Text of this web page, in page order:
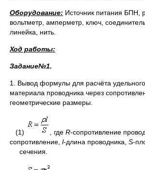
Оборудование: Источник питания БПН,
вольтметр, амперметр, ключ,
линейка, нить.
Ход работы:
Задание№1.
1. Вывод формулы для расчёта
материала проводника через
геометрические размеры.
(1) где R-сопротивление
сопротивление, l-длина проводника, S-
сечения.